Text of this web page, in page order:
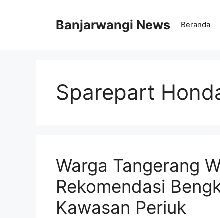
Banjarwangi News Beranda
Sparepart
Warga Tangerang
Rekomendasi
Kawasan Periuk